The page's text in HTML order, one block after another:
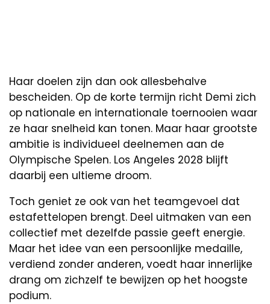
Haar doelen zijn dan ook allesbehalve
bescheiden. Op de korte termijn richt Demi zich
op nationale en internationale toernooien waar
ze haar snelheid kan tonen. Maar haar grootste
ambitie is individueel deelnemen aan de
Olympische Spelen. Los Angeles 2028 blijft
daarbij een ultieme droom.
Toch geniet ze ook van het teamgevoel dat
estafettelopen brengt. Deel uitmaken van een
collectief met dezelfde passie geeft energie.
Maar het idee van een persoonlijke medaille,
verdiend zonder anderen, voedt haar innerlijke
drang om zichzelf te bewijzen op het hoogste
podium.